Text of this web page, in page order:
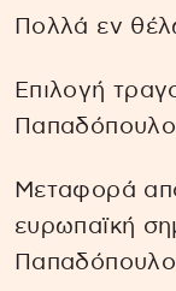
Πολλά εν
Επιλογή
Μεταφορά
ευρωπαϊκή